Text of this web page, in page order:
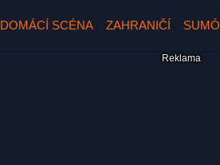
DOMÁCÍ SCÉNA ZAHRANIČÍ SUMÓ